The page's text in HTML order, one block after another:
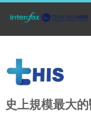
史上規模最大